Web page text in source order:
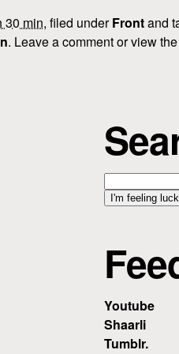
30 min, filed underFrontand
. Leave a comment or view
Youtube
Shaarli
Tumblr.